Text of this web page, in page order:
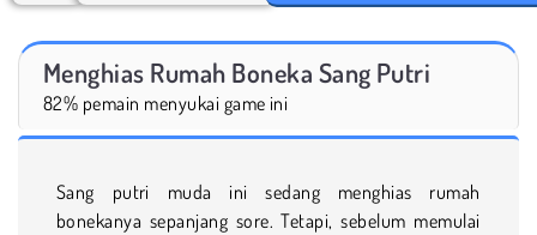
Menghias Rumah Boneka Sang Putri
82% pemain menyukai game ini
Sang putri muda ini sedang menghias rumah
bonekanya sepanjang sore. Tetapi, sebelum memulai